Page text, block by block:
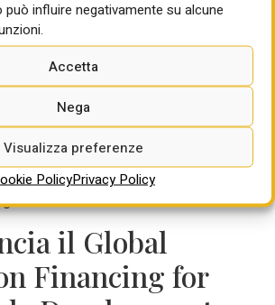
influire negativamente su alcune
Accetta
Nega
Visualizza preferenze
PolicyPrivacy Policy
l’Airport
mercoledì 5 febbraio la conferenza
“Aeroporti in pista per il Paese”,
Partecipano, tra gli altri, Matteo
Infrastrutture e dei Trasporti;
del presidente di Confindustria
e l’Industria del Turismo.
il Global
Financing for